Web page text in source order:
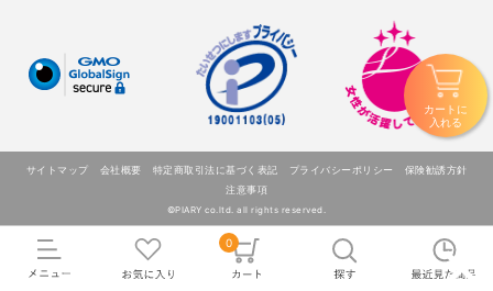
0
カートに
入れる
サイトマップ 会社概要 特定商取引法に基づく表記 プライバシーポリシー
保険勧誘方針
注意事項
©PIARY co.ltd. all rights reserved.
×